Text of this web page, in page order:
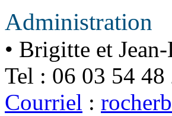
Administration
• Brigitte et
Tel : 06 03 54 48
Courriel :